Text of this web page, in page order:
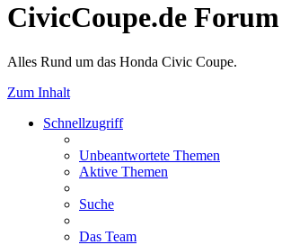
CivicCoupe.de Forum
Alles Rund um das Honda Civic Coupe.
Zum Inhalt
Schnellzugriff
Unbeantwortete Themen
Aktive Themen
Suche
Das Team